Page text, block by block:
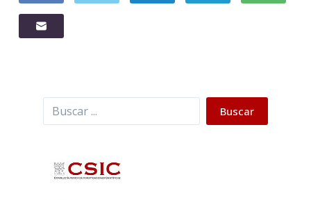
Buscar Buscar